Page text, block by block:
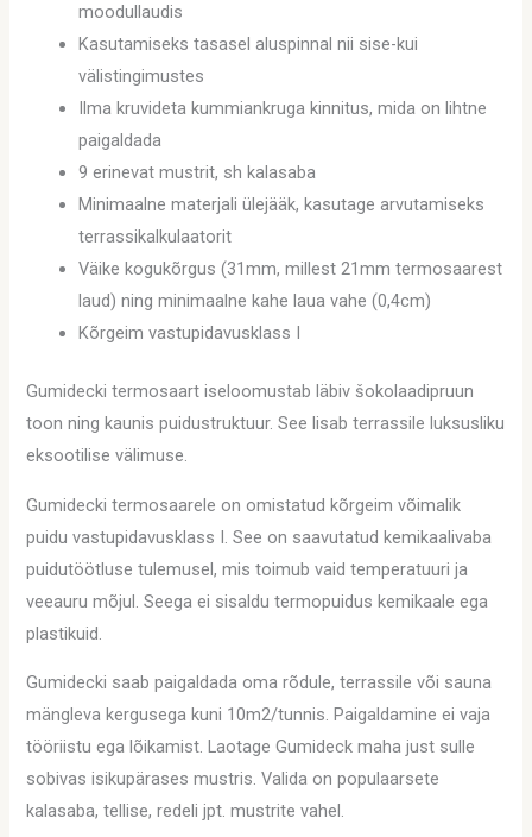
moodullaudis
Kasutamiseks tasasel aluspinnal nii sise-kui
välistingimustes
Ilma kruvideta kummiankruga kinnitus, mida on lihtne
paigaldada
9 erinevat mustrit, sh kalasaba
Minimaalne materjali ülejääk, kasutage arvutamiseks
terrassikalkulaatorit
Väike kogukõrgus (31mm, millest 21mm termosaarest
laud) ning minimaalne kahe laua vahe (0,4cm)
Kõrgeim vastupidavusklass I
Gumidecki termosaart iseloomustab läbiv šokolaadipruun
toon ning kaunis puidustruktuur. See lisab terrassile luksusliku
eksootilise välimuse.
Gumidecki termosaarele on omistatud kõrgeim võimalik
puidu vastupidavusklass I. See on saavutatud kemikaalivaba
puidutöötluse tulemusel, mis toimub vaid temperatuuri ja
veeauru mõjul. Seega ei sisaldu termopuidus kemikaale ega
plastikuid.
Gumidecki saab paigaldada oma rõdule, terrassile või sauna
mängleva kergusega kuni 10m2/tunnis. Paigaldamine ei vaja
tööriistu ega lõikamist. Laotage Gumideck maha just sulle
sobivas isikupärases mustris. Valida on populaarsete
kalasaba, tellise, redeli jpt. mustrite vahel.